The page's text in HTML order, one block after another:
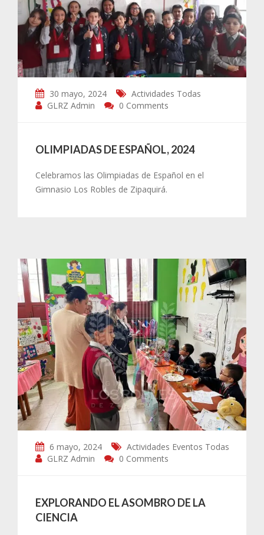
30 mayo, 2024 Actividades Todas
GLRZ Admin
0 Comments
OLIMPIADAS DE ESPAÑOL, 2024
Celebramos las Olimpiadas de Español en el
Gimnasio Los Robles de Zipaquirá.
6 mayo, 2024 Actividades Eventos Todas
GLRZ Admin
0 Comments
EXPLORANDO EL ASOMBRO DE LA
CIENCIA